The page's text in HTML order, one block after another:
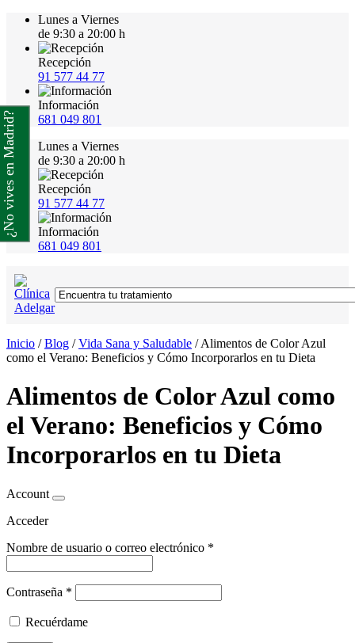
Lunes a Viernes
de 9:30 a 20:00 h
Recepción
91 577 44 77
Información
681 049 801
Lunes a Viernes
de 9:30 a 20:00 h
Recepción
91 577 44 77
Información
681 049 801
Inicio /Blog /Vida Sana y Saludable /Alimentos de Color Azul
como el Verano: Beneficios y Cómo Incorporarlos en tu Dieta
Alimentos de Color Azul como
el Verano: Beneficios y Cómo
Incorporarlos en tu Dieta
Account
Acceder
Nombre de usuario o correo electrónico *
Contraseña *
Recuérdame
¿No vives en Madrid?